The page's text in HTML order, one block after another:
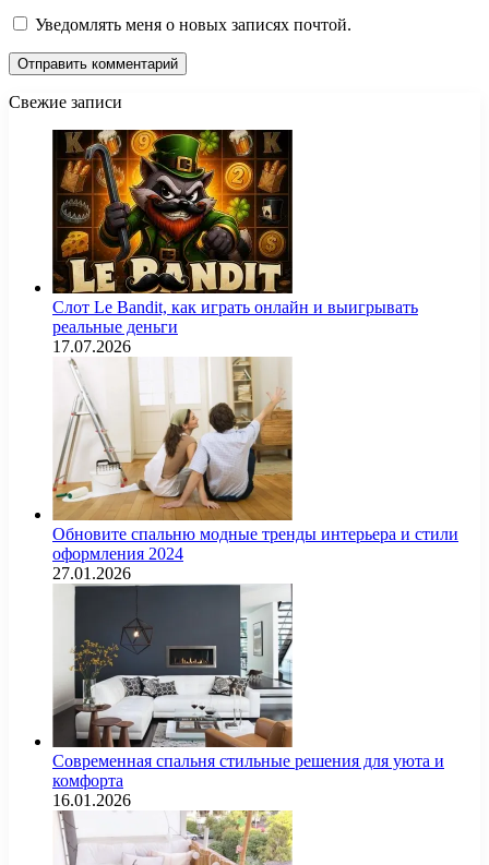
Уведомлять меня о новых записях почтой.
Свежие записи
Слот Le Bandit, как играть онлайн и выигрывать
реальные деньги
17.07.2026
Обновите спальню модные тренды интерьера и стили
оформления 2024
27.01.2026
Современная спальня стильные решения для уюта и
комфорта
16.01.2026